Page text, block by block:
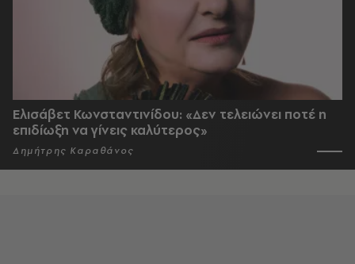
Ελισάβετ Κωνσταντινίδου: «Δεν τελειώνει ποτέ η
επιδίωξη να γίνεις καλύτερος»
Δημήτρης Καραθάνος